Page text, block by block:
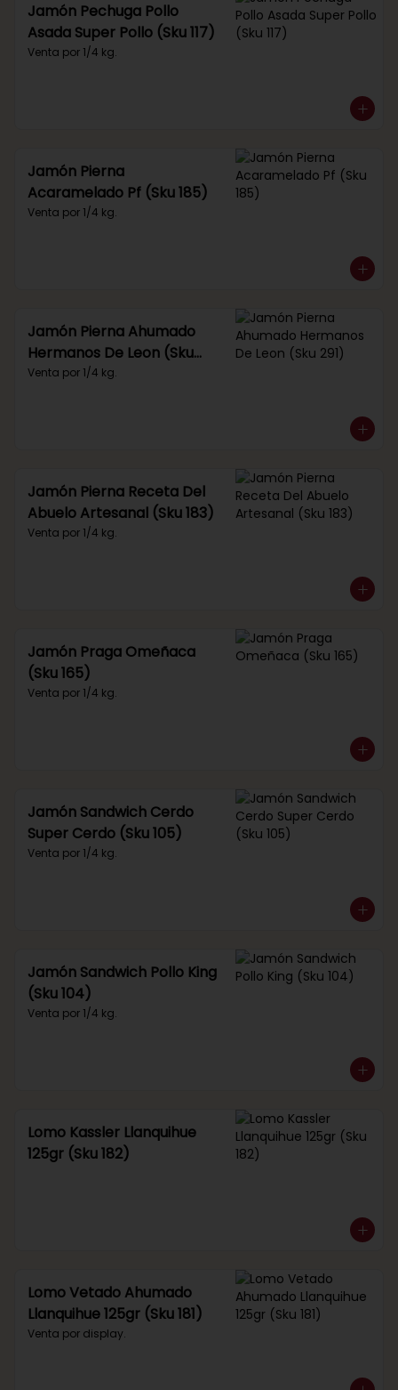
Jamón Pechuga Pollo
Asada Super Pollo (Sku 117)
Venta por 1/4 kg.
Jamón Pierna
Acaramelado Pf (Sku 185)
Venta por 1/4 kg.
Jamón Pierna Ahumado
Hermanos De Leon (Sku
291)
Venta por 1/4 kg.
Jamón Pierna Receta Del
Abuelo Artesanal (Sku 183)
Venta por 1/4 kg.
Jamón Praga Omeñaca
(Sku 165)
Venta por 1/4 kg.
Jamón Sandwich Cerdo
Super Cerdo (Sku 105)
Venta por 1/4 kg.
Jamón Sandwich Pollo King
(Sku 104)
Venta por 1/4 kg.
Lomo Kassler Llanquihue
125gr (Sku 182)
Lomo Vetado Ahumado
Llanquihue 125gr (Sku 181)
Venta por display.